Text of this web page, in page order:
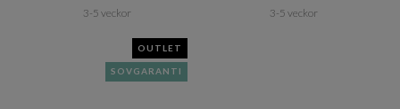
3-5 veckor 3-5 veckor
OUTLET
SOVGARANTI